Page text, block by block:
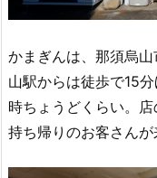
かまぎんは、那須烏
山駅からは徒歩で15
時ちょうどくらい。店
持ち帰りのお客さんが